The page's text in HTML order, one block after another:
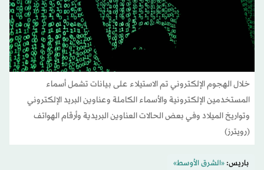
خلال الهجوم الإلكتروني تم الاستيلاء على بيانات تشمل أسماء
المستخدمين الإلكترونية والأسماء الكاملة وعناوين البريد الإلكتروني
وتواريخ الميلاد وفي بعض الحالات العناوين البريدية وأرقام الهواتف
(رويترز)
باريس:«الشرق الأوسط»